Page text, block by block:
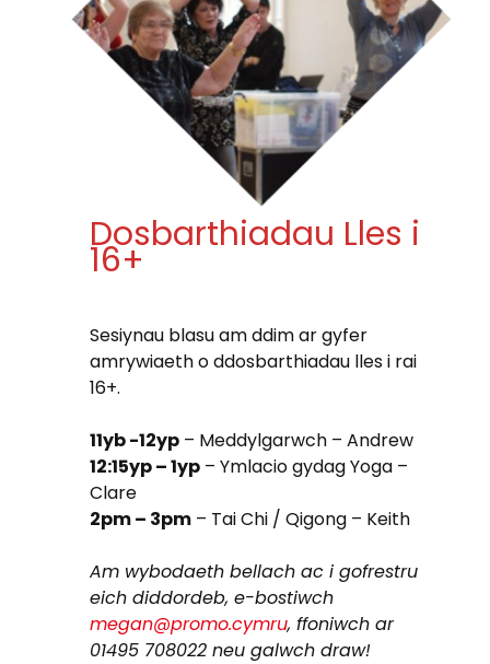
Dosbarthiadau Lles i
16+
Sesiynau blasu am ddim ar gyfer
amrywiaeth o ddosbarthiadau lles i rai
16+.
11yb -12yp – Meddylgarwch – Andrew
12:15yp – 1yp – Ymlacio gydag Yoga –
Clare
2pm – 3pm – Tai Chi / Qigong – Keith
Am wybodaeth bellach ac i gofrestru
eich diddordeb, e-bostiwch
megan@promo.cymru, ffoniwch ar
01495 708022 neu galwch draw!